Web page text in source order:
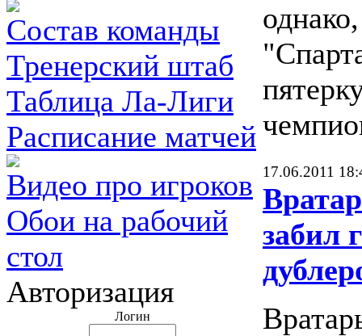
Состав команды
Тренерский штаб
Таблица Ла-Лиги
Расписание матчей
Видео про игроков
Обои на рабочий
стол
Авторизация
Логин
17.06.2011
забил